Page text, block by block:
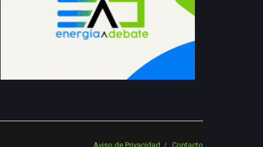
Aviso de Privacidad Contacto